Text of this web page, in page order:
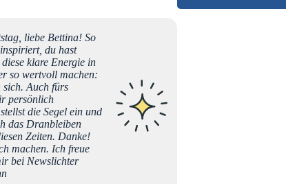
liebe Bettina! So
du hast
klare Energie in
so wertvoll machen:
sich. Auch fürs
persönlich
die Segel ein und
das Dranbleiben
Zeiten. Danke!
machen. Ich freue
bei Newslichter